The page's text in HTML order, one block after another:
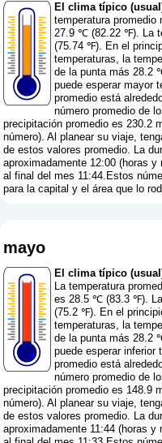
El clima típico
temperatura
27.9 ℃ (82.22 ℉). La
(75.74 ℉). En el
temperaturas, la
de la punta más 28.2
puede esperar mayor
promedio está
número promedio de
precipitación promedio es 230.2
número). Al planear su viaje,
de estos valores promedio. La
aproximadamente 12:00 (horas
al final del mes 11:44.Estos
para la capital y el área que lo
mayo
El clima típico
La temperatura
es 28.5 ℃ (83.3 ℉).
(75.2 ℉). En el
temperaturas, la
de la punta más 28.2
puede esperar inferior
promedio está
número promedio de
precipitación promedio es 148.9
número). Al planear su viaje,
de estos valores promedio. La
aproximadamente 11:44 (horas